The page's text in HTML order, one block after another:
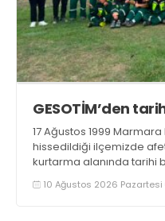
GESOTİM’den
17 Ağustos 1999
hissedildiği ilçemizde
kurtarma alanında tarihi
Gölcük Arama Kurtarma
bünyesindeki 4. arama-
10 Ağustos 2026 Pazartesi